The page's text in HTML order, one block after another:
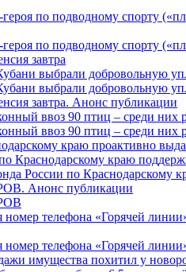
по подводному спорту
по подводному спорту
завтра
выбрали добровольную
выбрали добровольную
завтра. Анонс публикации
ввоз 90 птиц – среди них
ввоз 90 птиц – среди
краю проактивно
Краснодарскому краю
России по Краснодарскому
Анонс публикации
телефона «Горячей
телефона «Горячей
имущества похитил у